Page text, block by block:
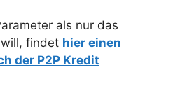
als nur das
findet hier einen
der P2P Kredit